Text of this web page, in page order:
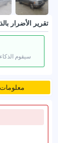
تقرير الأضرار
سيقوم
معلومات